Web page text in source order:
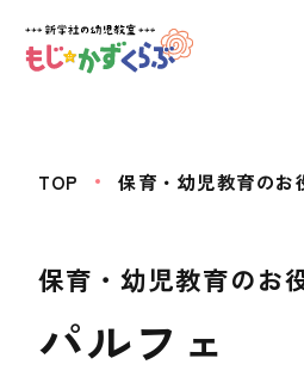
TOP 保育・幼児教育のお
保育・幼児教育のお
パルフェ